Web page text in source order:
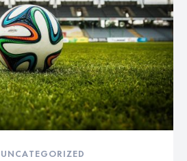
UNCATEGORIZED